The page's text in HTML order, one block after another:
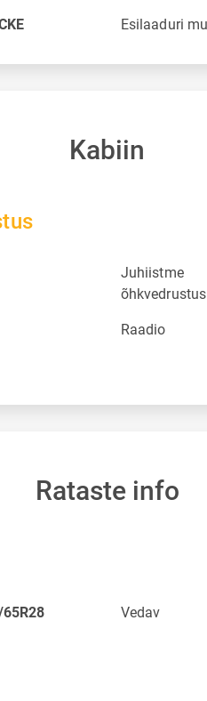
Esilaaduri
Kabiin
Juhiistme
õhkvedrustus
Raadio
Rataste info
Vedav